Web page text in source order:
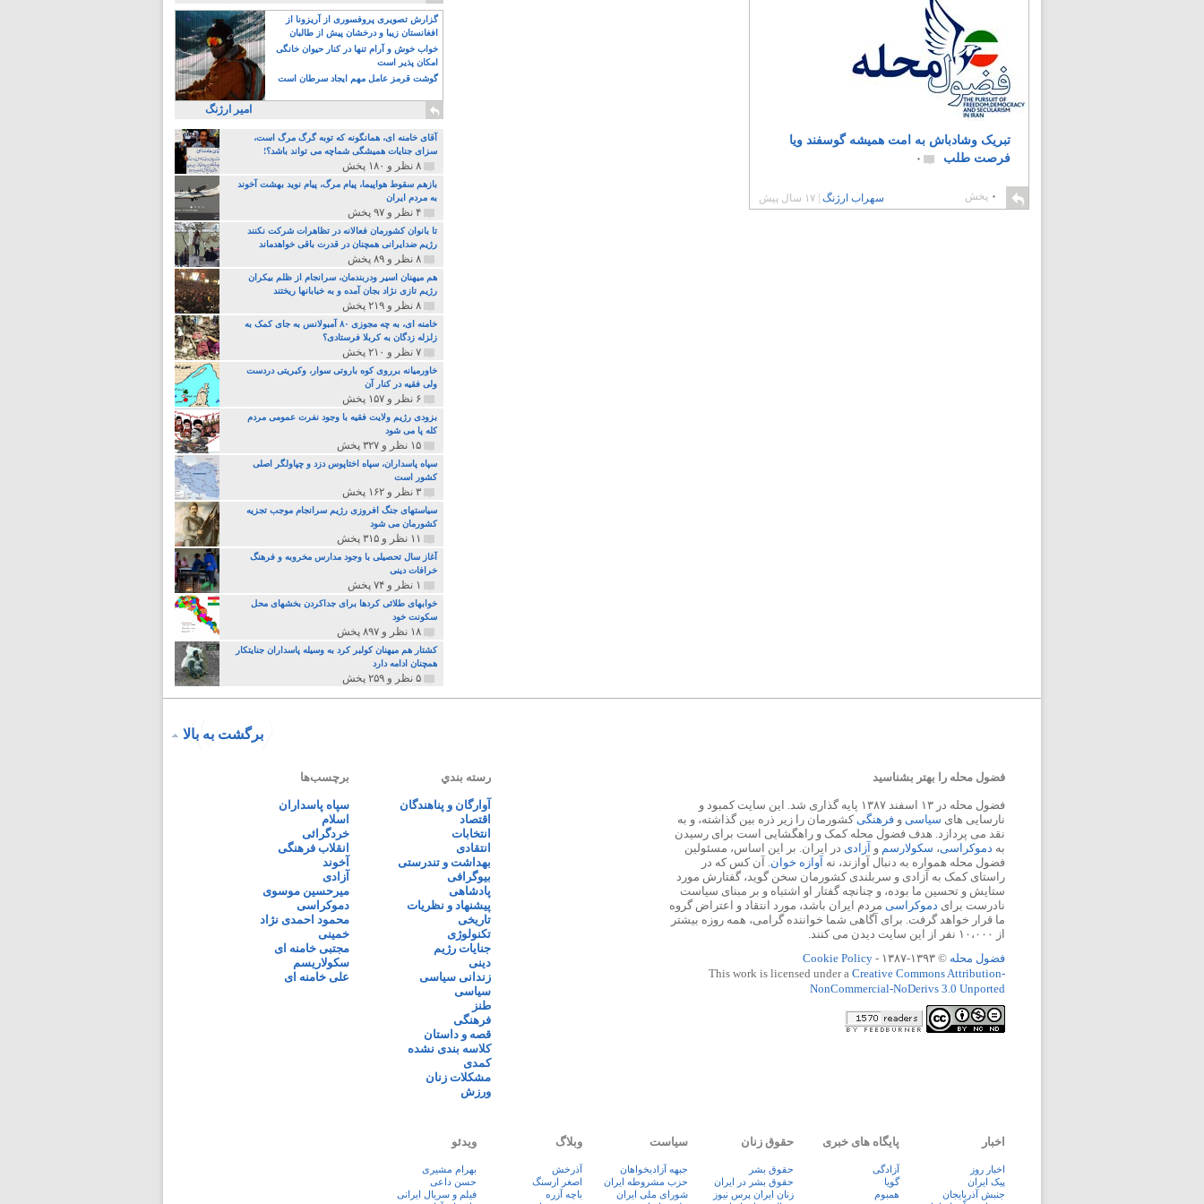
تبریک وشادباش به امت همیشه گوسفند ویا
فرصت طلب
۰
۰ پخش سهراب ارژنگ |۱۷ سال پیش
گزارش تصویری پروفسوری از آریزونا از
افغانستان زیبا و درخشان پیش از طالبان
خواب خوش و آرام تنها در کنار حیوان خانگی
امکان پذیر است
گوشت قرمز عامل مهم ایجاد سرطان است
امیر ارژنگ
آقای خامنه ای، همانگونه که توبه گرگ مرگ است،
سزای جنایات همیشگی شماچه می تواند باشد؟!
۸ نظر و ۱۸۰ پخش
بازهم سقوط هواپیما، پیام مرگ، پیام نوید بهشت آخوند
به مردم ایران
۴ نظر و ۹۷ پخش
تا بانوان کشورمان فعالانه در تظاهرات شرکت نکنند
رژیم ضدایرانی همچنان در قدرت باقی خواهدماند
۸ نظر و ۸۹ پخش
هم میهنان اسیر ودربندمان، سرانجام از ظلم بیکران
رژیم تازی نژاد بجان آمده و به خبابانها ریختند
۸ نظر و ۲۱۹ پخش
خامنه ای، به چه مجوزی ۸۰ آمبولانس به جای کمک به
زلزله زدگان به کربلا فرستادی؟
۷ نظر و ۲۱۰ پخش
خاورمیانه برروی کوه باروتی سوار، وکبریتی دردست
ولی فقیه در کنار آن
۶ نظر و ۱۵۷ پخش
بزودی رژیم ولایت فقیه با وجود نفرت عمومی مردم
کله پا می شود
۱۵ نظر و ۳۲۷ پخش
سپاه پاسداران، سپاه اختاپوس دزد و چپاولگر اصلی
کشور است
۳ نظر و ۱۶۲ پخش
سیاستهای جنگ افروزی رژیم سرانجام موجب تجزیه
کشورمان می شود
۱۱ نظر و ۳۱۵ پخش
آغاز سال تحصیلی با وجود مدارس مخروبه و فرهنگ
خرافات دینی
۱ نظر و ۷۴ پخش
خوابهای طلائی کردها برای جداکردن بخشهای محل
سکونت خود
۱۸ نظر و ۸۹۷ پخش
کشتار هم میهنان کولبر کرد به وسیله پاسداران جنایتکار
همچنان ادامه دارد
۵ نظر و ۲۵۹ پخش
برگشت به بالا
فضول محله را بهتر بشناسید
فضول محله در ۱۳ اسفند ۱۳۸۷ پایه گذاری شد. این سایت کمبود و
نارسایی های سیاسی و فرهنگیکشورمان را زیر ذره بین گذاشته، و به
نقد می پردازد. هدف فضول محله کمک و راهگشایی است برای رسیدن
به دموکراسی، سکولارسم و آزادی در ایران. بر این اساس، مسئولین
فضول محله همواره به دنبال آوازند، نه آوازه خوان. آن کس که در
راستای کمک به آزادی و سربلندی کشورمان سخن گوید، گفتارش مورد
ستایش و تحسین ما بوده، و چنانچه گفتار او اشتباه و بر مبنای سیاست
نادرست برای دموکراسی مردم ایران باشد، مورد انتقاد و اعتراض گروه
ما قرار خواهد گرفت. برای آگاهی شما خواننده گرامی، همه روزه بیشتر
از ۱۰،۰۰۰ نفر از این سایت دیدن می کنند.
فضول محله © ۱۳۹۳-۱۳۸۷ -
Cookie Policy
This work is licensed under a Creative Commons Attribution-
NonCommercial-NoDerivs 3.0 Unported
رسته بندي
آوارگان و پناهندگان
اقتصاد
انتخابات
انتقادی
بهداشت و تندرستی
بیوگرافی
پادشاهی
پیشنهاد و نظریات
تاریخی
تکنولوژی
جنایات رژیم
دینی
زندانی سیاسی
سیاسی
طنز
فرهنگی
قصه و داستان
کلاسه بندی نشده
کمدی
مشکلات زنان
ورزش
برچسب‌ها
سپاه پاسداران
اسلام
خردگرائی
انقلاب فرهنگی
آخوند
آزادی
میرحسین موسوی
دموکراسی
محمود احمدی نژاد
خمینی
مجتبی خامنه ای
سکولاریسم
علی خامنه ای
اخبار
اخبار روز
پيک ايران
جنبش آذربایجان
پایگاه های خبری
آزادگی
گویا
همبوم
حقوق زنان
حقوق بشر
حقوق بشر در ایران
زنان ايران پرس نيوز
سیاست
جبهه آزادیخواهان
حزب مشروطه ایران
شورای ملی ایران
وبلاگ
آذرخش
اصغر ارسنگ
باچه آزره
ویدئو
بهرام مشیری
حسن داعی
فيلم و سريال ايرانی